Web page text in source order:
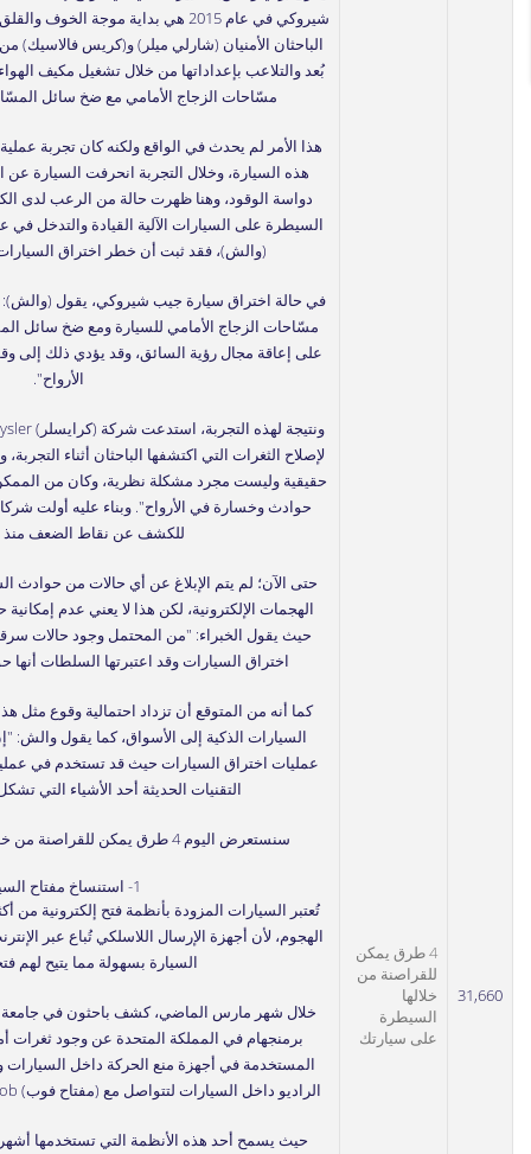
31,660
4 طرق يمكن
للقراصنة من
خلالها
السيطرة
على سيارتك
شيروكي في عام 2015 هي بداية موجة
الباحثان الأمنيان (شارلي ميلر) و(كريس
بُعد والتلاعب بإعداداتها من خلال تشغيل مكيف
مسّاحات الزجاج الأمامي مع ضخ سائل
هذا الأمر لم يحدث في الواقع ولكنه كان تجربة
هذه السيارة، وخلال التجربة انحرفت السيارة
دواسة الوقود، وهنا ظهرت حالة من الرعب لدى
السيطرة على السيارات الآلية القيادة والتدخل في
(والش)، فقد ثبت أن خطر اختراق
في حالة اختراق سيارة جيب شيروكي، يقول
مسّاحات الزجاج الأمامي للسيارة ومع ضخ سائل
على إعاقة مجال رؤية السائق، وقد يؤدي ذلك إلى
الأرواح".
لإصلاح الثغرات التي اكتشفها الباحثان أثناء
حقيقية وليست مجرد مشكلة نظرية، وكان من
حوادث وخسارة في الأرواح". وبناء عليه أولت
للكشف عن نقاط الضعف منذ
حتى الآن؛ لم يتم الإبلاغ عن أي حالات من حوادث
الهجمات الإلكترونية، لكن هذا لا يعني عدم
حيث يقول الخبراء: "من المحتمل وجود حالات
اختراق السيارات وقد اعتبرتها السلطات
كما أنه من المتوقع أن تزداد احتمالية وقوع
السيارات الذكية إلى الأسواق، كما يقول والش:
عمليات اختراق السيارات حيث قد تستخدم في
التقنيات الحديثة أحد الأشياء التي
سنستعرض اليوم 4 طرق يمكن للقراصنة من خلالها السيطرة على سيارتك:
1- استنساخ مفتاح السيارة
تُعتبر السيارات المزودة بأنظمة فتح إلكترونية من
الهجوم، لأن أجهزة الإرسال اللاسلكي تُباع عبر
السيارة بسهولة مما يتيح لهم
برمنجهام في المملكة المتحدة عن وجود ثغرات
المستخدمة في أجهزة منع الحركة داخل
الراديو داخل السيارات لتتواصل مع (مفتاح فوب) key fob لإلغاء قفل السيارة عن بُعد.
حيث يسمح أحد هذه الأنظمة التي تستخدمها